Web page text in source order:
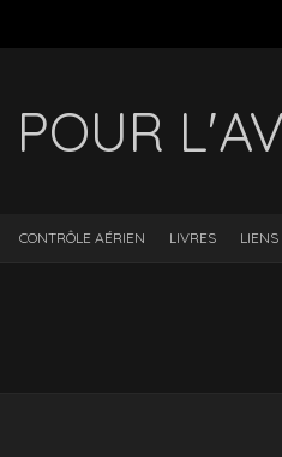
POUR
CONTRÔLE AÉRIEN LIVRES LIENS